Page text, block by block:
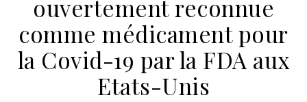
ouvertement reconnue
comme médicament pour
la Covid-19 par la FDA aux
Etats-Unis